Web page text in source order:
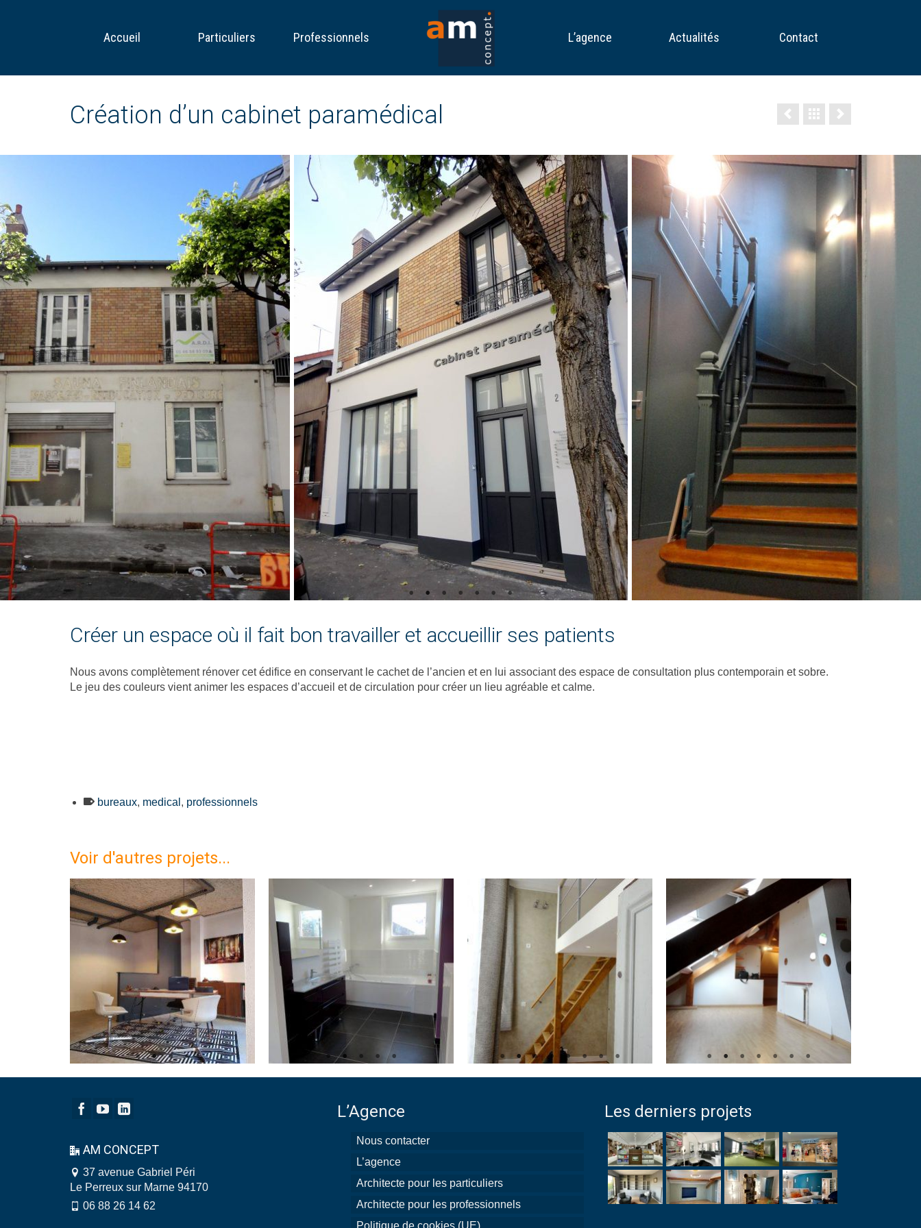
Accueil Particuliers Professionnels L’agence Actualités Contact
Création d’un cabinet paramédical
Créer un espace où il fait bon travailler et accueillir ses patients
Nous avons complètement rénover cet édifice en conservant le cachet de l’ancien et en lui associant des espace de consultation plus contemporain et sobre.
Le jeu des couleurs vient animer les espaces d’accueil et de circulation pour créer un lieu agréable et calme.
bureaux, medical , professionnels
Voir d'autres projets...
AM CONCEPT
37 avenue Gabriel Péri
Le Perreux sur Marne 94170
06 88 26 14 62
L’Agence
Nous contacter
L’agence
Architecte pour les particuliers
Architecte pour les professionnels
Politique de cookies (UE)
Les derniers projets